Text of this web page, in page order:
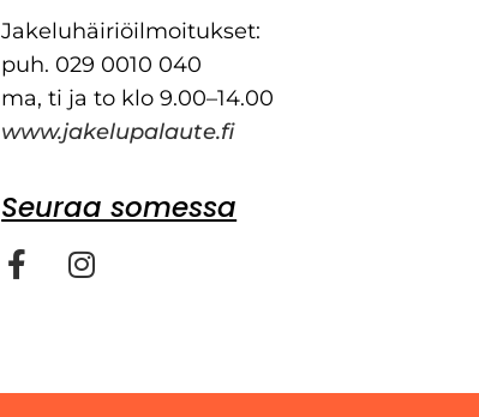
Jakeluhäiriöilmoitukset:
puh. 029 0010 040
ma, ti ja to klo 9.00–14.00
www.jakelupalaute.fi
Seuraa somessa